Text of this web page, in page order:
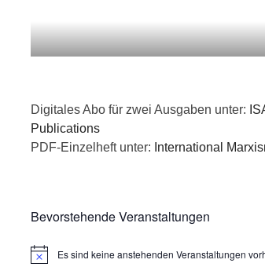
Digitales Abo für zwei Ausgaben unter:
Publications
PDF-Einzelheft unter: International
Bevorstehende Veranstaltungen
HinweisEs sind keine anstehenden Veranstaltungen